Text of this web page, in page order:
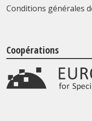
Conditions générales
Coopérations